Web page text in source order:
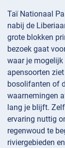
Taï Nationaal
nabij de
grote blokken
bezoek gaat
waar je
apensoorten
bosolifanten of
waarnemingen
lang je blijft.
ervaring nuttig
regenwoud te
riviergebieden